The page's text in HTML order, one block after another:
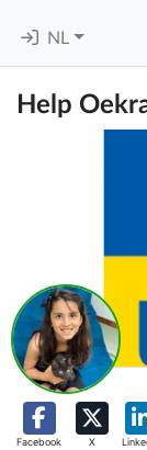
NL
Help
Facebook X